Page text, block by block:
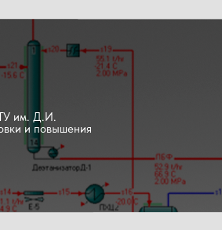
им. Д.И.
и повышения